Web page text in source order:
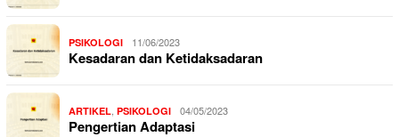
PSIKOLOGI 11/06/2023
Kesadaran dan Ketidaksadaran
ARTIKEL PSIKOLOGI 04/05/2023
Pengertian Adaptasi